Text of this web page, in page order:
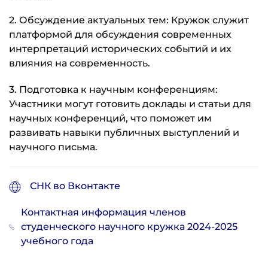
2. Обсуждение актуальных тем: Кружок служит
платформой для обсуждения современных
интерпретаций исторических событий и их
влияния на современность.
3. Подготовка к научным конференциям:
Участники могут готовить доклады и статьи для
научных конференций, что поможет им
развивать навыки публичных выступлений и
научного письма.
СНК во Вконтакте
Контактная информация членов
студенческого научного кружка 2024-2025
учебного года